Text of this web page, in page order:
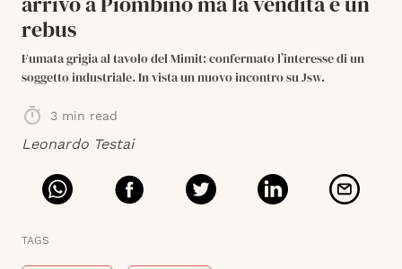
rebus
Fumata grigia al tavolo del Mimit: confermato l’interesse di un
soggetto industriale. In vista un nuovo incontro su Jsw.
3 min read
Leonardo Testai
TAGS